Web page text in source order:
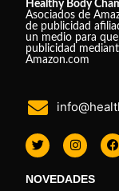
Healthy Body
Asociados de
de publicidad
un medio para
publicidad
Amazon.com
NOVEDADES